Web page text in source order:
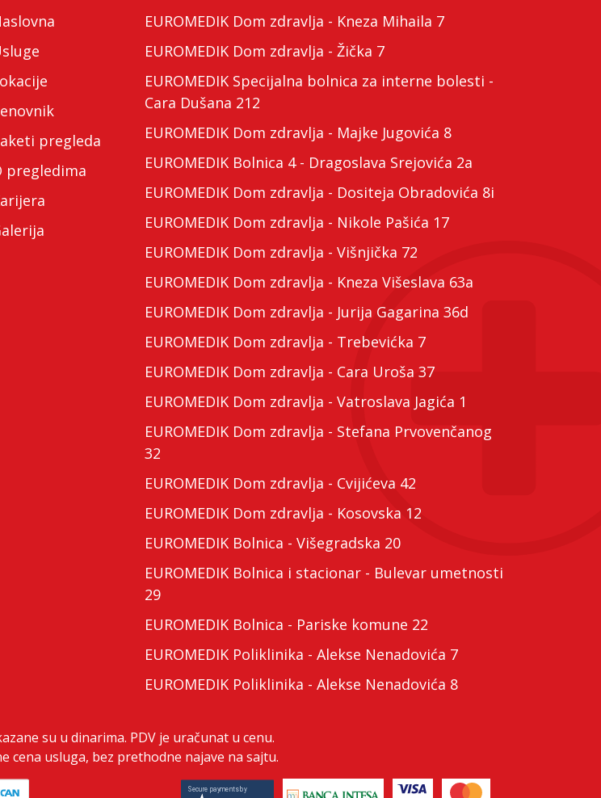
pregleda
pregledima
EUROMEDIK Dom zdravlja - Kneza Mihaila 7
EUROMEDIK Dom zdravlja - Žička 7
EUROMEDIK Specijalna bolnica za interne bolesti -
Cara Dušana 212
EUROMEDIK Dom zdravlja - Majke Jugovića 8
EUROMEDIK Bolnica 4 - Dragoslava Srejovića 2a
EUROMEDIK Dom zdravlja - Dositeja Obradovića 8i
EUROMEDIK Dom zdravlja - Nikole Pašića 17
EUROMEDIK Dom zdravlja - Višnjička 72
EUROMEDIK Dom zdravlja - Kneza Višeslava 63a
EUROMEDIK Dom zdravlja - Jurija Gagarina 36d
EUROMEDIK Dom zdravlja - Trebevićka 7
EUROMEDIK Dom zdravlja - Cara Uroša 37
EUROMEDIK Dom zdravlja - Vatroslava Jagića 1
EUROMEDIK Dom zdravlja - Stefana Prvovenčanog
32
EUROMEDIK Dom zdravlja - Cvijićeva 42
EUROMEDIK Dom zdravlja - Kosovska 12
EUROMEDIK Bolnica - Višegradska 20
EUROMEDIK Bolnica i stacionar - Bulevar umetnosti
29
EUROMEDIK Bolnica - Pariske komune 22
EUROMEDIK Poliklinika - Alekse Nenadovića 7
EUROMEDIK Poliklinika - Alekse Nenadovića 8
su u dinarima. PDV je uračunat u cenu.
cena usluga, bez prethodne najave na sajtu.